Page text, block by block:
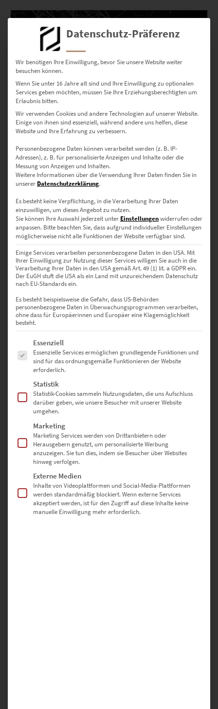
Dieses Produkt weist mehrere Varianten auf. Die Optionen können auf der Produktseite gewählt werden
EZ01080 Aidlingen At the Speed of Light IX
€24,90–€1.099,00
Enthält 19% Mwst.
Dieses Produkt weist mehrere Varianten auf. Die Optionen können auf der Produktseite gewählt werden
EZ01068 Dresden Postplatz At the Speed of Light
zzgl.Versand
Lieferzeit: ca. 10 Werktage
Dieses Produkt weist mehrere Varianten auf. Die Optionen können auf der Produktseite gewählt werden
Datenschutz-Präferenz
Wir benötigen Ihre Einwilligung, bevor Sie unsere Website weiter
besuchen können.
Wenn Sie unter 16 Jahre alt sind und Ihre Einwilligung zu optionalen
Services geben möchten, müssen Sie Ihre Erziehungsberechtigten um
Erlaubnis bitten.
Wir verwenden Cookies und andere Technologien auf unserer Website.
Einige von ihnen sind essenziell, während andere uns helfen, diese
Website und Ihre Erfahrung zu verbessern.
Personenbezogene Daten können verarbeitet werden (z. B. IP-
Adressen), z. B. für personalisierte Anzeigen und Inhalte oder die
Messung von Anzeigen und Inhalten.
Weitere Informationen über die Verwendung Ihrer Daten finden Sie in
unserer Datenschutzerklärung.
Es besteht keine Verpflichtung, in die Verarbeitung Ihrer Daten
einzuwilligen, um dieses Angebot zu nutzen.
Sie können Ihre Auswahl jederzeit unter Einstellungenwiderrufen oder
anpassen. Bitte beachten Sie, dass aufgrund individueller Einstellungen
möglicherweise nicht alle Funktionen der Website verfügbar sind.
Einige Services verarbeiten personenbezogene Daten in den USA. Mit
Ihrer Einwilligung zur Nutzung dieser Services willigen Sie auch in die
Verarbeitung Ihrer Daten in den USA gemäß Art. 49 (1) lit. a GDPR ein.
Der EuGH stuft die USA als ein Land mit unzureichendem Datenschutz
nach EU-Standards ein.
Es besteht beispielsweise die Gefahr, dass US-Behörden
personenbezogene Daten in Überwachungsprogrammen verarbeiten,
ohne dass für Europäerinnen und Europäer eine Klagemöglichkeit
besteht.
Es folgt eine Liste der Service-Gruppen, für die eine Einwilligung
Essenziell
Essenzielle Services ermöglichen grundlegende Funktionen und
sind für das ordnungsgemäße Funktionieren der Website
erforderlich.
Statistik
Statistik-Cookies sammeln Nutzungsdaten, die uns Aufschluss
darüber geben, wie unsere Besucher mit unserer Website
umgehen.
Marketing
Marketing Services werden von Drittanbietern oder
Herausgebern genutzt, um personalisierte Werbung
anzuzeigen. Sie tun dies, indem sie Besucher über Websites
hinweg verfolgen.
Externe Medien
Inhalte von Videoplattformen und Social-Media-Plattformen
werden standardmäßig blockiert. Wenn externe Services
akzeptiert werden, ist für den Zugriff auf diese Inhalte keine
manuelle Einwilligung mehr erforderlich.